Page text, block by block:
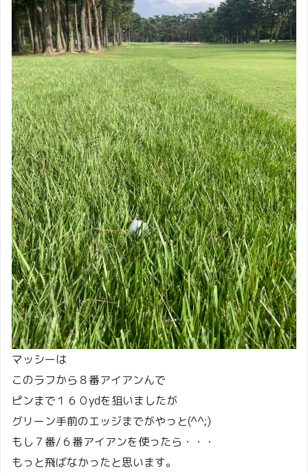
マッシーは
このラフから８番アイアンんで
ピンまで１６０ydを狙いましたが
グリーン手前のエッジまでがやっと(^^;)
もし７番/６番アイアンを使ったら・・・
もっと飛ばなかったと思います。